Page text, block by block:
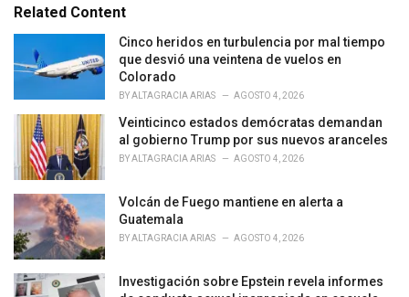
e
i
Related Content
Cinco heridos en turbulencia por mal tiempo
que desvió una veintena de vuelos en
Colorado
BYALTAGRACIA ARIAS AGOSTO 4, 2026
Veinticinco estados demócratas demandan
al gobierno Trump por sus nuevos aranceles
BYALTAGRACIA ARIAS AGOSTO 4, 2026
Volcán de Fuego mantiene en alerta a
Guatemala
BYALTAGRACIA ARIAS AGOSTO 4, 2026
Investigación sobre Epstein revela informes